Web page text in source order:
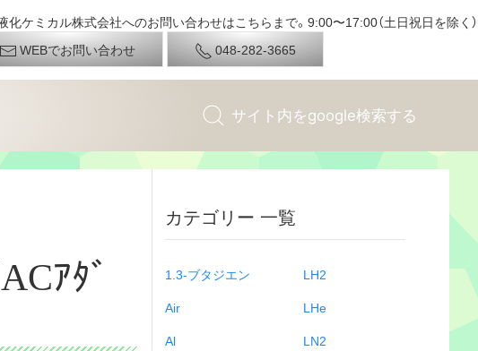
化ケミカル株式会社へのお問い合わせはこちらまで。9:00〜17:00（土日祝日を除く）
WEBでお問い合わせ
048-282-3665
ｱﾀﾞ
カテゴリー 一覧
1.3-ブタジエン
Air
Al
LH2
LHe
LN2